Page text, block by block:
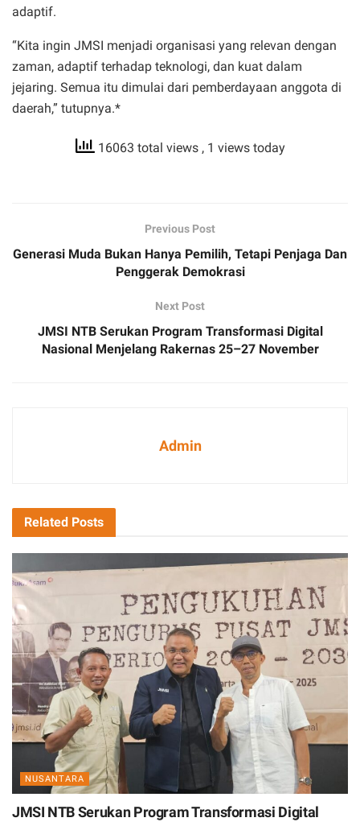
adaptif.
“Kita ingin JMSI menjadi organisasi yang relevan dengan
zaman, adaptif terhadap teknologi, dan kuat dalam
jejaring. Semua itu dimulai dari pemberdayaan anggota di
daerah,” tutupnya.*
16063 total views , 1 views today
Previous Post
Generasi Muda Bukan Hanya Pemilih, Tetapi Penjaga Dan
Penggerak Demokrasi
Next Post
JMSI NTB Serukan Program Transformasi Digital
Nasional Menjelang Rakernas 25–27 November
Admin
Related Posts
NUSANTARA
JMSI NTB Serukan Program Transformasi Digital